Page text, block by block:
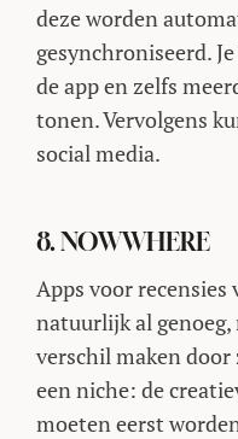
deze worden
gesynchroniseerd.
de app en zelfs
tonen. Vervolgens
social media.
8. NOWWHERE
Apps voor
natuurlijk al genoeg,
verschil maken
een niche: de
moeten eerst